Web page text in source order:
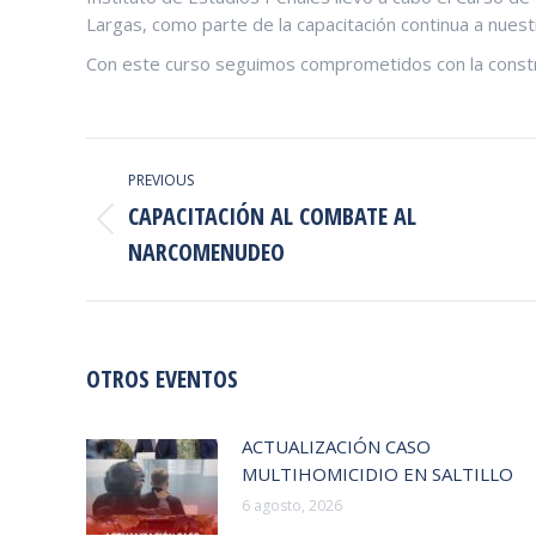
Largas, como parte de la capacitación continua a
Con este curso seguimos comprometidos con la
NAVIGATION
PREVIOUS
Previous
post:
CAPACITACIÓN AL COMBATE AL
NARCOMENUDEO
OTROS EVENTOS
ACTUALIZACIÓN CASO
MULTIHOMICIDIO EN SALTILLO
6 agosto, 2026